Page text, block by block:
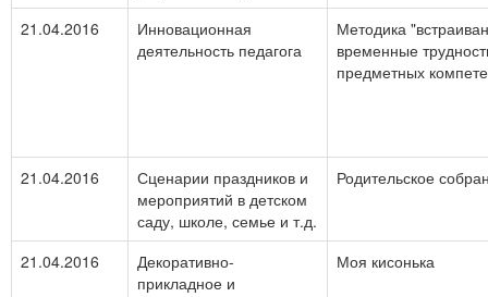
21.04.2016
Инновационная
деятельность педагога
Методика
временные
предметных
21.04.2016
Сценарии праздников и
мероприятий в детском
саду, школе, семье и т.д.
Родительское
21.04.2016
Декоративно-
прикладное и
Моя кисонька